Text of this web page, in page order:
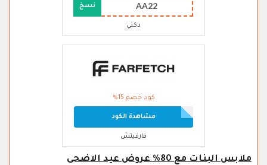
AA22 نسخ
دكني
كود خصم 15%
مشاهدة الكود
فارفيتش
ملابس البنات مع 80% عروض عيد الاضحى